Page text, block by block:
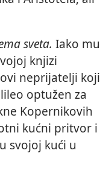
sveta. Iako mu
knjizi
neprijatelji koji
optužen za
Kopernikovih
kućni pritvor i
svojoj kući u